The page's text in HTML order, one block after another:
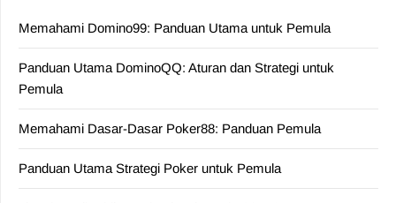
Memahami Domino99: Panduan Utama untuk Pemula
Panduan Utama DominoQQ: Aturan dan Strategi untuk
Pemula
Memahami Dasar-Dasar Poker88: Panduan Pemula
Panduan Utama Strategi Poker untuk Pemula